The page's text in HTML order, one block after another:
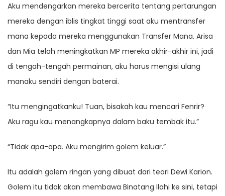
Aku mendengarkan mereka bercerita tentang pertarungan
mereka dengan iblis tingkat tinggi saat aku mentransfer
mana kepada mereka menggunakan Transfer Mana. Arisa
dan Mia telah meningkatkan MP mereka akhir-akhir ini, jadi
di tengah-tengah permainan, aku harus mengisi ulang
manaku sendiri dengan baterai.
“Itu mengingatkanku! Tuan, bisakah kau mencari Fenrir?
Aku ragu kau menangkapnya dalam baku tembak itu.”
“Tidak apa-apa. Aku mengirim golem keluar.”
Itu adalah golem ringan yang dibuat dari teori Dewi Karion.
Golem itu tidak akan membawa Binatang Ilahi ke sini, tetapi